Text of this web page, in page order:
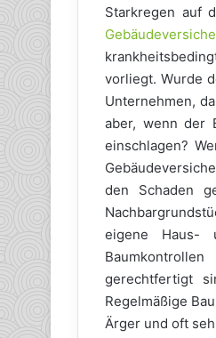
Starkregen auf
vorliegt. Wurde
Unternehmen,
aber, wenn der
einschlagen?
den Schaden
eigene Haus-
gerechtfertigt
Regelmäßige
Ärger und oft